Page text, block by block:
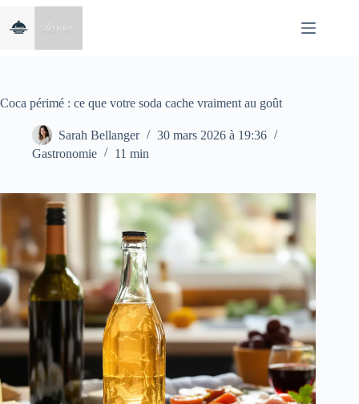
contenu
Coca périmé : ce que votre soda cache vraiment au goût
Sarah Bellanger
30 mars 2026 à 19:36
Gastronomie
11 min